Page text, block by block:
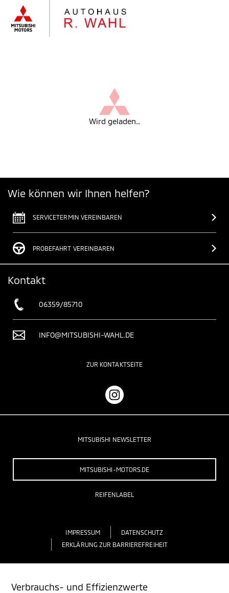
Wird geladen…
Wie können wir Ihnen helfen?
SERVICETERMIN VEREINBAREN
PROBEFAHRT VEREINBAREN
Kontakt
06359/85710
INFO@MITSUBISHI-WAHL.DE
ZUR KONTAKTSEITE
MITSUBISHI NEWSLETTER
MITSUBISHI-MOTORS.DE
REIFENLABEL
IMPRESSUM
DATENSCHUTZ
ERKLÄRUNG ZUR BARRIEREFREIHEIT
Verbrauchs- und Effizienzwerte